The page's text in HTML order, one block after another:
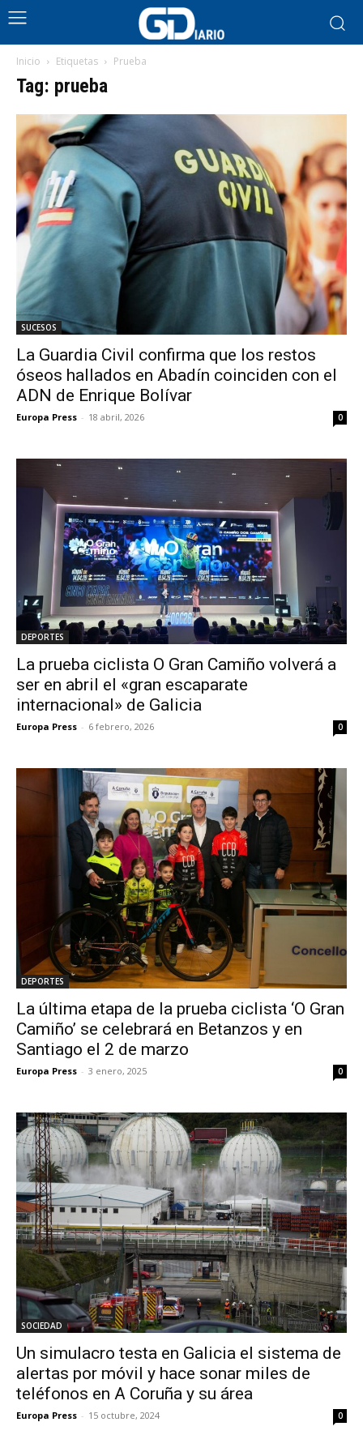
Inicio Etiquetas Prueba
Tag: prueba
SUCESOS
La Guardia Civil confirma que los restos
óseos hallados en Abadín coinciden con el
ADN de Enrique Bolívar
Europa Press - 18 abril, 2026 0
DEPORTES
La prueba ciclista O Gran Camiño volverá a
ser en abril el «gran escaparate
internacional» de Galicia
Europa Press - 6 febrero, 2026 0
DEPORTES
La última etapa de la prueba ciclista ‘O Gran
Camiño’ se celebrará en Betanzos y en
Santiago el 2 de marzo
Europa Press - 3 enero, 2025 0
SOCIEDAD
Un simulacro testa en Galicia el sistema de
alertas por móvil y hace sonar miles de
teléfonos en A Coruña y su área
Europa Press - 15 octubre, 2024 0